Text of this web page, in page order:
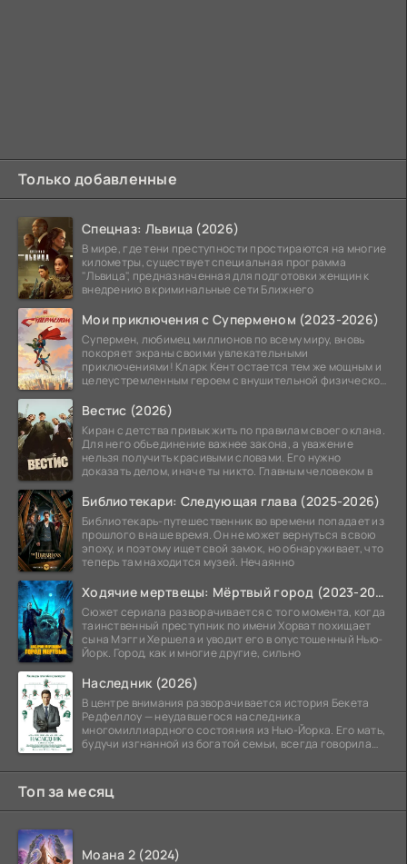
Только добавленные
Спецназ: Львица (2026)
В мире, где тени преступности простираются на многие
километры, существует специальная программа
"Львица", предназначенная для подготовки женщин к
внедрению в криминальные сети Ближнего
Мои приключения с Суперменом (2023-2026)
Супермен, любимец миллионов по всему миру, вновь
покоряет экраны своими увлекательными
приключениями! Кларк Кент остается тем же мощным и
целеустремленным героем с внушительной физической
Вестис (2026)
Киран с детства привык жить по правилам своего клана.
Для него объединение важнее закона, а уважение
нельзя получить красивыми словами. Его нужно
доказать делом, иначе ты никто. Главным человеком в
Библиотекари: Следующая глава (2025-2026)
Библиотекарь-путешественник во времени попадает из
прошлого в наше время. Он не может вернуться в свою
эпоху, и поэтому ищет свой замок, но обнаруживает, что
теперь там находится музей. Нечаянно
Ходячие мертвецы: Мёртвый город (2023-2026)
Сюжет сериала разворачивается с того момента, когда
таинственный преступник по имени Хорват похищает
сына Мэгги Хершела и уводит его в опустошенный Нью-
Йорк. Город, как и многие другие, сильно
Наследник (2026)
В центре внимания разворачивается история Бекета
Редфеллоу — неудавшегося наследника
многомиллиардного состояния из Нью-Йорка. Его мать,
будучи изгнанной из богатой семьи, всегда говорила
Топ за месяц
Моана 2 (2024)